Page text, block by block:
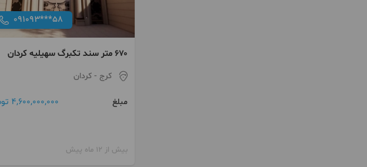
091093***58
۶۷۰ متر سند تکبرگ سهیلیه کردان
کرج - کردان
مبلغ 4,600,000,000 تومان
بیش از 12 ماه پیش